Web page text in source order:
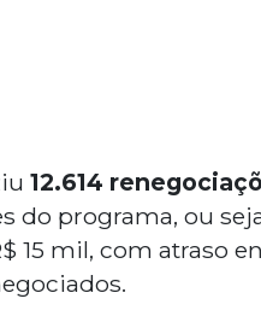
12.614
do programa, ou
15 mil, com atraso